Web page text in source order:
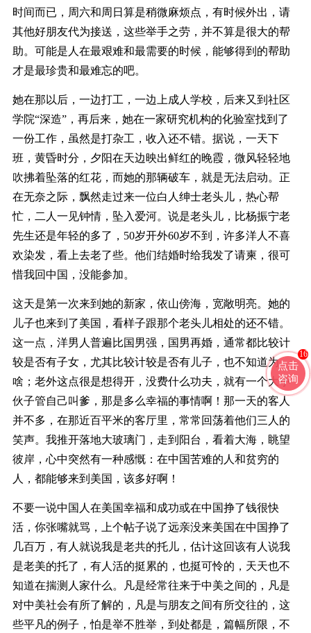
时间而已，周六和周日算是稍微麻烦点，有时候外出，请
其他好朋友代为接送，这些举手之劳，并不算是很大的帮
助。可能是人在最艰难和最需要的时候，能够得到的帮助
才是最珍贵和最难忘的吧。
她在那以后，一边打工，一边上成人学校，后来又到社区
学院“深造”，再后来，她在一家研究机构的化验室找到了
一份工作，虽然是打杂工，收入还不错。据说，一天下
班，黄昏时分，夕阳在天边映出鲜红的晚霞，微风轻轻地
吹拂着坠落的红花，而她的那辆破车，就是无法启动。正
在无奈之际，飘然走过来一位白人绅士老头儿，热心帮
忙，二人一见钟情，坠入爱河。说是老头儿，比杨振宁老
先生还是年轻的多了，50岁开外60岁不到，许多洋人不喜
欢染发，看上去老了些。他们结婚时给我发了请柬，很可
惜我回中国，没能参加。
这天是第一次来到她的新家，依山傍海，宽敞明亮。她的
儿子也来到了美国，看样子跟那个老头儿相处的还不错。
这一点，洋男人普遍比国男强，国男再婚，通常都比较计
较是否有子女，尤其比较计较是否有儿子，也不知道为
啥；老外这点很是想得开，没费什么功夫，就有一个大小
伙子管自己叫爹，那是多么幸福的事情啊！那一天的客人
并不多，在那近百平米的客厅里，常常回荡着他们三人的
笑声。我推开落地大玻璃门，走到阳台，看着大海，眺望
彼岸，心中突然有一种感慨：在中国苦难的人和贫穷的
人，都能够来到美国，该多好啊！
不要一说中国人在美国幸福和成功或在中国挣了钱很快
活，你张嘴就骂，上个帖子说了远亲没来美国在中国挣了
几百万，有人就说我是老共的托儿，估计这回该有人说我
是老美的托了，有人活的挺累的，也挺可怜的，天天也不
知道在揣测人家什么。凡是经常往来于中美之间的，凡是
对中美社会有所了解的，凡是与朋友之间有所交往的，这
些平凡的例子，怕是举不胜举，到处都是，篇幅所限，不
点击
咨询
16